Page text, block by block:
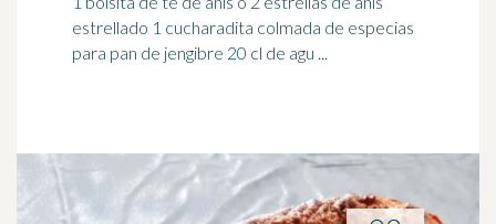
estrellado 1 cucharadita colmada de especias
para pan de jengibre 20 cl de agu ...